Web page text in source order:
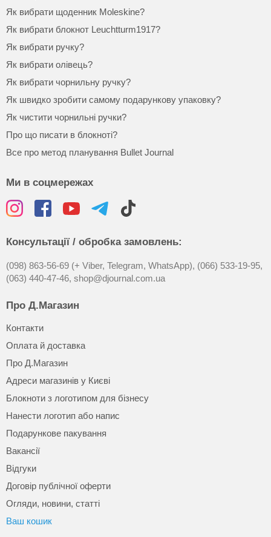
Як вибрати щоденник Moleskine?
Як вибрати блокнот Leuchtturm1917?
Як вибрати ручку?
Як вибрати олівець?
Як вибрати чорнильну ручку?
Як швидко зробити самому подарункову упаковку?
Як чистити чорнильні ручки?
Про що писати в блокноті?
Все про метод планування Bullet Journal
Ми в соцмережах
Консультації / обробка замовлень:
(098) 863-56-69 (+ Viber, Telegram, WhatsApp), (066) 533-19-95,
(063) 440-47-46, shop@djournal.com.ua
Про Д.Магазин
Контакти
Оплата й доставка
Про Д.Магазин
Адреси магазинів у Києві
Блокноти з логотипом для бізнесу
Нанести логотип або напис
Подарункове пакування
Вакансії
Відгуки
Договір публічної оферти
Огляди, новини, статті
Ваш кошик